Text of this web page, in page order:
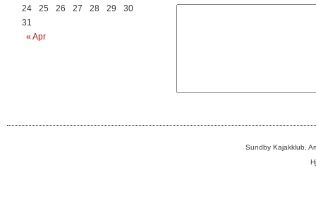
« Apr
24
25 26 27 28 29
30
31
Sundby Kajakklub,